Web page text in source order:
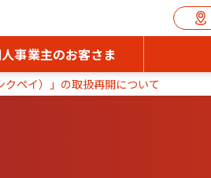
事業主のお客さま
ペイ）」の取扱再開について